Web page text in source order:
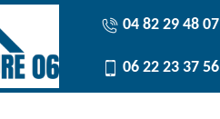
04 82 29 48 07
06 22 23 37 56
Nous contacter